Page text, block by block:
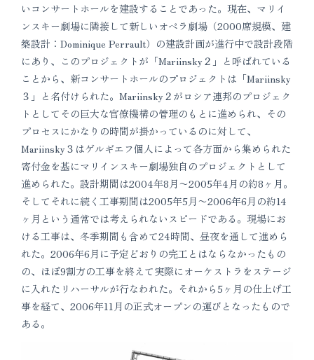
いコンサートホールを建設することであった。現在、マリイ
ンスキー劇場に隣接して新しいオペラ劇場（2000席規模、建
築設計：Dominique Perrault）の建設計画が進行中で設計段階
にあり、このプロジェクトが「Mariinsky２」と呼ばれている
ことから、新コンサートホールのプロジェクトは「Mariinsky
３」と名付けられた。Mariinsky２がロシア連邦のプロジェク
トとしてその巨大な官僚機構の管理のもとに進められ、その
プロセスにかなりの時間が掛かっているのに対して、
Mariinsky３はゲルギエフ個人によって各方面から集められた
寄付金を基にマリインスキー劇場独自のプロジェクトとして
進められた。設計期間は2004年8月〜2005年4月の約8ヶ月。
そしてそれに続く工事期間は2005年5月〜2006年6月の約14
ヶ月という通常では考えられないスピードである。現場にお
ける工事は、冬季期間も含めて24時間、昼夜を通して進めら
れた。2006年6月に予定どおりの完工とはならなかったもの
の、ほぼ9割方の工事を終えて実際にオーケストラをステージ
に入れたリハーサルが行なわれた。それから5ヶ月の仕上げ工
事を経て、2006年11月の正式オープンの運びとなったもので
ある。